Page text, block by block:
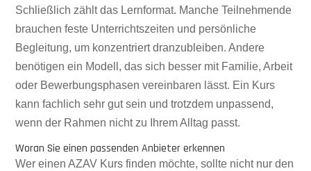
Schließlich zählt das Lernformat. Manche Teilnehmende
brauchen feste Unterrichtszeiten und persönliche
Begleitung, um konzentriert dranzubleiben. Andere
benötigen ein Modell, das sich besser mit Familie, Arbeit
oder Bewerbungsphasen vereinbaren lässt. Ein Kurs
kann fachlich sehr gut sein und trotzdem unpassend,
wenn der Rahmen nicht zu Ihrem Alltag passt.
Woran Sie einen passenden Anbieter erkennen
Wer einen AZAV Kurs finden möchte, sollte nicht nur den